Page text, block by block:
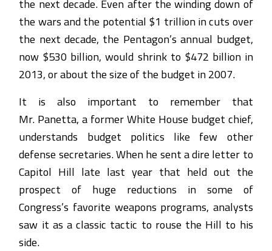
the next decade. Even after the winding down of
the wars and the potential $1 trillion in cuts over
the next decade, the Pentagon’s annual budget,
now $530 billion, would shrink to $472 billion in
2013, or about the size of the budget in 2007.
It is also important to remember that
Mr. Panetta, a former White House budget chief,
understands budget politics like few other
defense secretaries. When he sent a dire letter to
Capitol Hill late last year that held out the
prospect of huge reductions in some of
Congress’s favorite weapons programs, analysts
saw it as a classic tactic to rouse the Hill to his
side.